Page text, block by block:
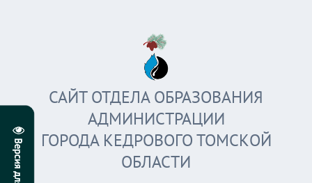
САЙТ ОТДЕЛА ОБРАЗОВАНИЯ
АДМИНИСТРАЦИИ
ГОРОДА КЕДРОВОГО ТОМСКОЙ
ОБЛАСТИ